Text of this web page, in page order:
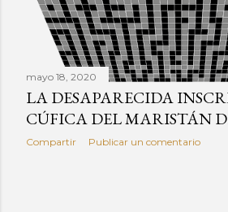
mayo 18, 2020
LA DESAPARECIDA
CÚFICA DEL MARISTÁN
Compartir Publicar un comentario